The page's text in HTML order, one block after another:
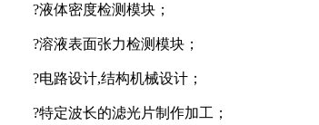
?液体密度检测模块 ；
?溶液表面张力检测模块 ；
?电路设计,结构机械设计 ；
?特定波长的滤光片制作加工 ；